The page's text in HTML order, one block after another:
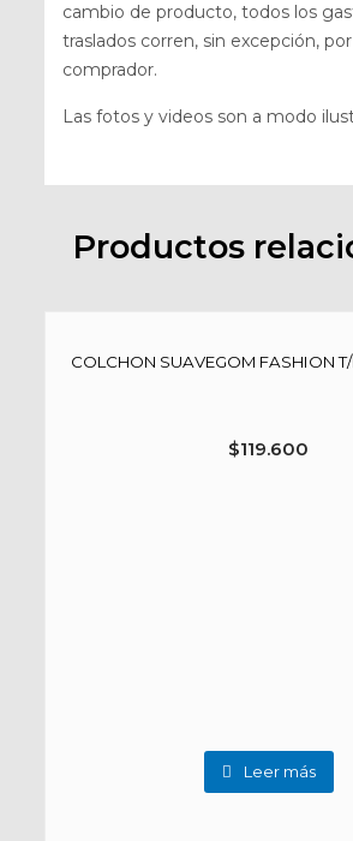
cambio de producto, todos los
traslados corren, sin excepción,
comprador.
Las fotos y videos son a modo
Productos
COLCHON SUAVEGOM FASHION
$119.600
Leer más